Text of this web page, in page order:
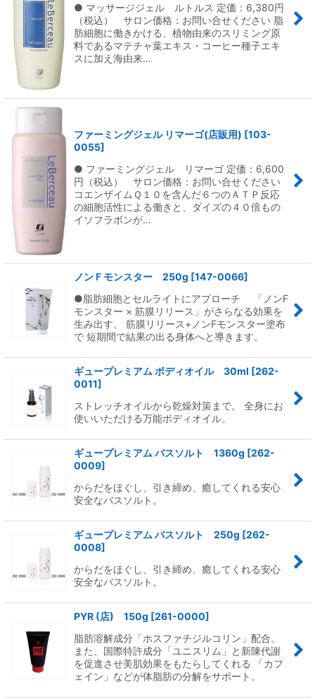
● マッサージジェル ルトルス 定価：6,380円
（税込） サロン価格：お問い合せください 脂
肪細胞に働きかける、植物由来のスリミング原
料であるマテチャ葉エキス・コーヒー種子エキ
スに加え海由来…
ファーミングジェル リマーゴ(店販用) [103-
0055]
● ファーミングジェル リマーゴ 定価：6,600
円（税込） サロン価格：お問い合せください
コエンザイムＱ１０を含んだ６つのＡＴＰ反応
の細胞活性による働きと、ダイズの４０倍もの
イソフラボンが…
ノンＦモンスター 250g [147-0066]
●脂肪細胞とセルライトにアプローチ 「ノンF
モンスター × 筋膜リリース」がさらなる効果を
生み出す。 筋膜リリース+ノンFモンスター塗布
で 短期間で結果の出る身体へと導きます。
ギュープレミアム ボディオイル 30ml [262-
0011]
ストレッチオイルから乾燥対策まで。 全身にお
使いいただける万能ボディオイル。
ギュープレミアム バスソルト 1360g [262-
0009]
からだをほぐし、引き締め、癒してくれる安心
安全なバスソルト。
ギュープレミアム バスソルト 250g [262-
0008]
からだをほぐし、引き締め、癒してくれる安心
安全なバスソルト。
PYR (店) 150g [261-0000]
脂肪溶解成分「ホスファチジルコリン」配合。
また、国際特許成分「ユニスリム」と新陳代謝
を促進させ美肌効果をもたらしてくれる 「カフ
ェイン」などが体脂肪の分解をサポート。